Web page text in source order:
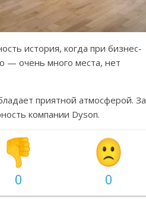
история, когда при бизнес-
— очень много места, нет
приятной атмосферой. За
компании Dyson.
0 0